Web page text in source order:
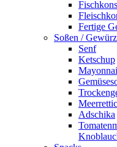
Fertige
Soßen /
Senf
Ketschup
Adschika